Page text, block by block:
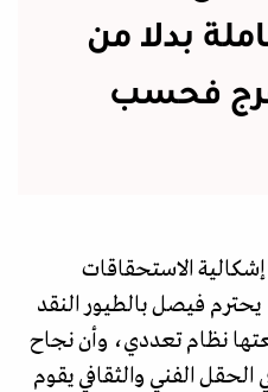
بدلا من
فحسب
الاستحقاقات
يحترم فيصل بالطيور النقد
نظام تعددي، وأن نجاح
الفني والثقافي يقوم